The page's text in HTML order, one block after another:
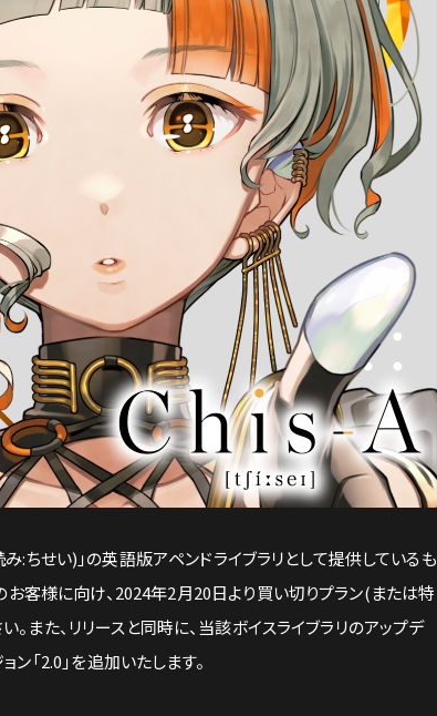
:ちせい)」の英語版アペンドライブラリとして提供しているも
お客様に向け、2024年2月20日より買い切りプラン(または特
また、リリースと同時に、当該ボイスライブラリのアップデ
「2.0」を追加いたします。